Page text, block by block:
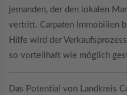
jemanden, der den lokalen
vertritt. Carpaten Immobilien
Hilfe wird der
so vorteilhaft wie möglich
Das Potential von Landkreis